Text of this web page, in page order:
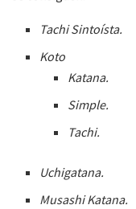
Tachi Sintoísta.
Koto
Katana.
Simple.
Tachi.
Uchigatana.
Musashi Katana.